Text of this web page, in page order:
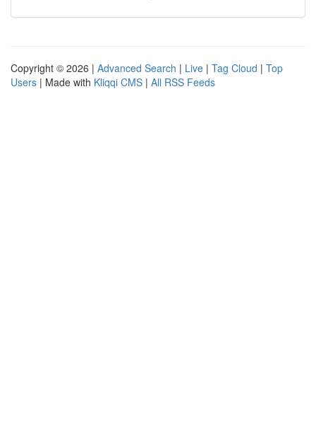
Copyright © 2026 | Advanced Search | Live | Tag Cloud | Top
Users | Made with Kliqqi CMS | All RSS Feeds